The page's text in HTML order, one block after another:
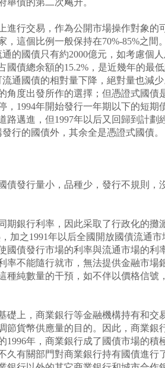
債的第二次飚升。
行交易，作為公開市場操作對象的
這個比例一般保持在70%-85%之間
的國債只有約2000億元，如考慮個
債總余額的15.2%，是近幾年的最
通國債的相對量下降，絕對量也減少
度出發所作的選擇；但憑證式國債
1994年開始發行一年期以下的短期
邁進，但1997年以后又回歸到計劃
行的國債外，其余全是憑證式國債。
發行量小，品種少，發行不規則，
銀行利率，因此采取了行政化的攤
加之1991年以后全國開放國債流通市
國債發行市場的利率與流通市場的利
率不能隨行就市，無法提供金融市場
純數量的干預，如不伴以價格信號
上，商業銀行等金融機構持有和交
貨幣供應量的目的。因此，商業銀
年，商業銀行成了國債市場的積
久有關部門對商業銀行持有國債進行